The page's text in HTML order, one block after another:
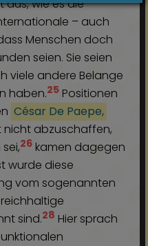
aus, wie es die
– auch
Menschen doch
seien. Sie seien
viele andere Belange
haben.25 Positionen
César De Paepe,
nicht abzuschaffen,
26 kamen dagegen
wurde diese
vom sogenannten
sind.28 Hier sprach